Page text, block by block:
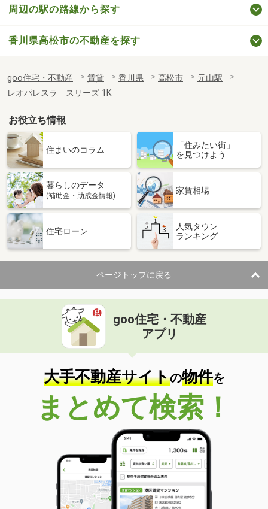
周辺の駅の路線から探す
香川県高松市の不動産を探す
goo住宅・不動産 賃貸 香川県 高松市
元山駅
レオパレスラ スリーズ 1K
お役立ち情報
住まいのコラム
「住みたい街」
を見つけよう
暮らしのデータ
(補助金・助成金情報)
家賃相場
住宅ローン
人気タウン
ランキング
ページトップに戻る
goo住宅・不動産
アプリ
大手不動産サイトの物件を
まとめて検索！